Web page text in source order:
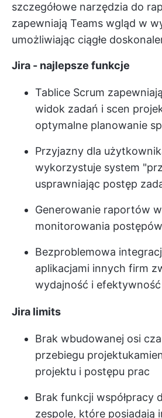
szczegółowe narzędzia do
zapewniają Teams wgląd w
umożliwiając ciągłe
Jira - najlepsze funkcje
Tablice Scrum
widok zadań i scen
optymalne planowanie
Przyjazny dla
wykorzystuje system
usprawniając postęp
Generowanie raportów
monitorowania
Bezproblemowa
aplikacjami innych firm
wydajność i efektywność
Jira limits
Brak wbudowanej osi
przebiegu projektu
projektu i postępu prac
Brak funkcji współpracy
zespole, które posiadają